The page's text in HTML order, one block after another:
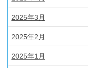
2025年3月
2025年2月
2025年1月